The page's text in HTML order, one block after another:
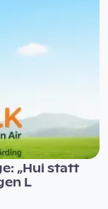
„Hui statt
L